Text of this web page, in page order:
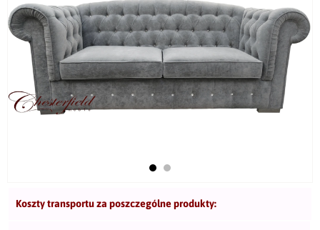
Koszty transportu za poszczególne produkty: